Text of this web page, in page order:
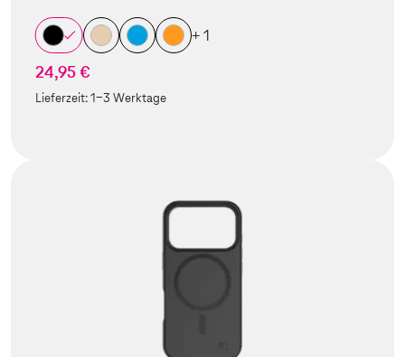
+ 1
24,95 €
Lieferzeit:1-3 Werktage